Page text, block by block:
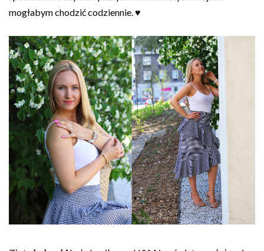
mogłabym chodzić codziennie. ♥